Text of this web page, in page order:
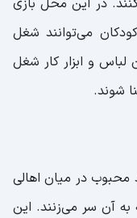
می‌توانند شغل
لباس و ابزار کار شغل
شوند.
محبوب در میان اهالی
به آن سر می‌زنند. این